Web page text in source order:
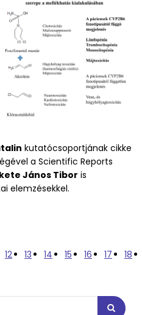
kutatócsoportjának cikke
a Scientific Reports
János Tibor is
elemzésekkel.
hatása a ciklofoszfamid
Oldal
12 Oldal
13 Jelenlegi oldal
14 Oldal
15 Oldal
16 Oldal
17 18